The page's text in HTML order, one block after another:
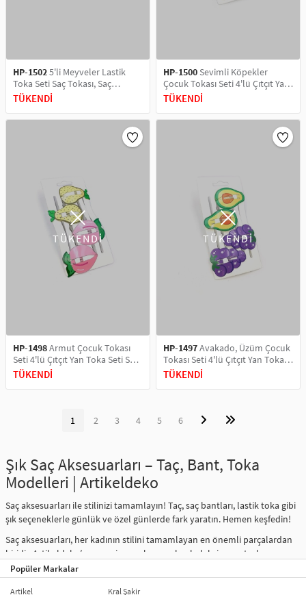
HP-15025'li Meyveler Lastik
Toka Seti Saç Tokası, Saç
Aksesuarı
TÜKENDİ
HP-1500 Sevimli Köpekler
Çocuk Tokası Seti 4'lü Çıtçıt Yan
Toka Seti Saç Tokası, Saç
TÜKENDİ
TÜKENDİ
HP-1498Armut Çocuk Tokası
Seti 4'lü Çıtçıt Yan Toka Seti Saç
Tokası, Saç Aksesuarı
TÜKENDİ
TÜKENDİ
HP-1497Avakado, Üzüm Çocuk
Tokası Seti 4'lü Çıtçıt Yan Toka
Seti Saç Tokası, Saç Aksesuarı
TÜKENDİ
1 2 3 4 5 6
Şık Saç Aksesuarları – Taç, Bant, Toka
Modelleri | Artikeldeko
Saç aksesuarları ile stilinizi tamamlayın! Taç, saç bantları, lastik toka gibi
şık seçeneklerle günlük ve özel günlerde fark yaratın. Hemen keşfedin!
Saç aksesuarları, her kadının stilini tamamlayan en önemli parçalardan
biridir. Artikeldeko’nun geniş saç aksesuarları koleksiyonu, taçlar, saç
bantları, ince ve kalın lastik toka modelleri gibi farklı seçeneklerle
saçlarınıza zarif bir dokunuş katacak. Saç şeklinizi belirlerken, doğru
Popüler Markalar
Artikel
Kral Şakir